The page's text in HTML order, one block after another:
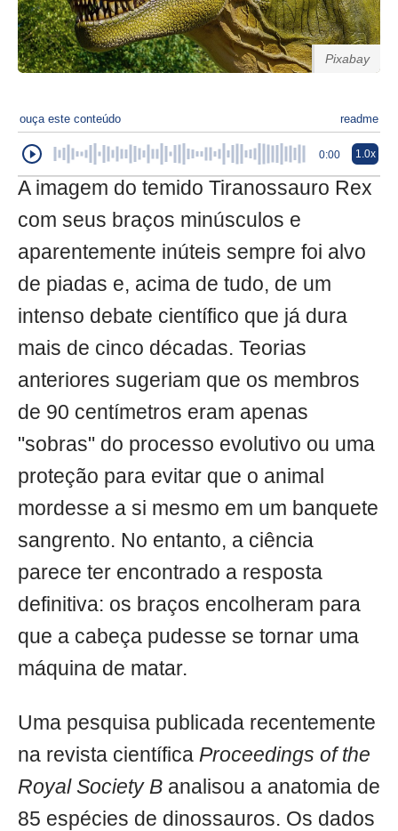
Pixabay
ouça este conteúdo readme
0:00 1.0x
A imagem do temido Tiranossauro Rex
com seus braços minúsculos e
aparentemente inúteis sempre foi alvo
de piadas e, acima de tudo, de um
intenso debate científico que já dura
mais de cinco décadas. Teorias
anteriores sugeriam que os membros
de 90 centímetros eram apenas
"sobras" do processo evolutivo ou uma
proteção para evitar que o animal
mordesse a si mesmo em um banquete
sangrento. No entanto, a ciência
parece ter encontrado a resposta
definitiva: os braços encolheram para
que a cabeça pudesse se tornar uma
máquina de matar.
Uma pesquisa publicada recentemente
na revista científica Proceedings of the
Royal Society B analisou a anatomia de
85 espécies de dinossauros. Os dados